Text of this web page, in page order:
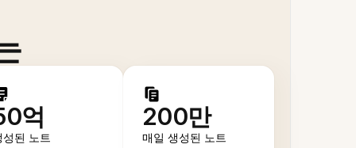
억
성된 노트
200만
매일 생성된 노트